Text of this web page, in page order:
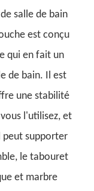
salle de bain
est conçu
qui en fait un
de bain. Il est
une stabilité
l'utilisez, et
supporter
le tabouret
et marbre